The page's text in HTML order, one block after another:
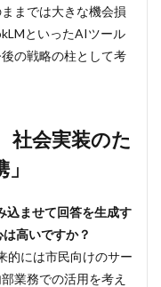
までは大きな機会損
といったAIツール
の戦略の柱として考
社会実装のた
ませて回答を生成す
高いですか？
的には市民向けのサー
業務での活用を考え